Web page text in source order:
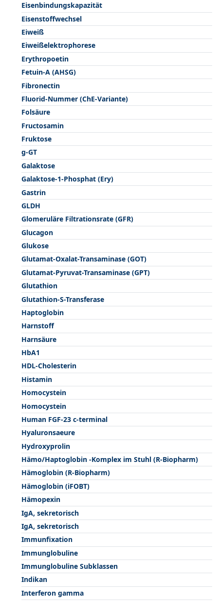
Eisenbindungskapazität
Eisenstoffwechsel
Eiweiß
Eiweißelektrophorese
Erythropoetin
Fetuin-A (AHSG)
Fibronectin
Fluorid-Nummer (ChE-Variante)
Folsäure
Fructosamin
Fruktose
g-GT
Galaktose
Galaktose-1-Phosphat (Ery)
Gastrin
GLDH
Glomeruläre Filtrationsrate (GFR)
Glucagon
Glukose
Glutamat-Oxalat-Transaminase (GOT)
Glutamat-Pyruvat-Transaminase (GPT)
Glutathion
Glutathion-S-Transferase
Haptoglobin
Harnstoff
Harnsäure
HbA1
HDL-Cholesterin
Histamin
Homocystein
Homocystein
Human FGF-23 c-terminal
Hyaluronsaeure
Hydroxyprolin
Hämo/Haptoglobin -Komplex im Stuhl (R-Biopharm)
Hämoglobin (R-Biopharm)
Hämoglobin (iFOBT)
Hämopexin
IgA, sekretorisch
IgA, sekretorisch
Immunfixation
Immunglobuline
Immunglobuline Subklassen
Indikan
Interferon gamma